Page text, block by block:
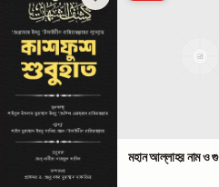
নাম ও গুণাবলী তাওহীদের মূল নীতিমালা